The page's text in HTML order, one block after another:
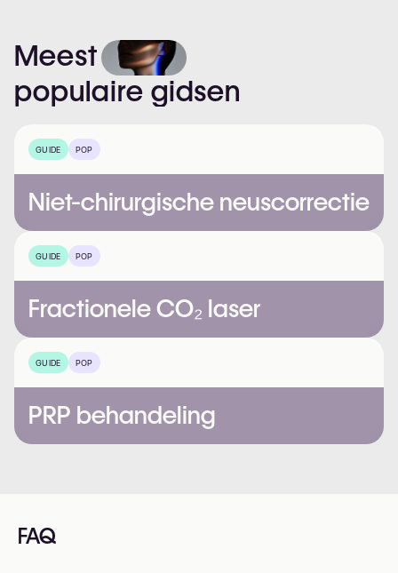
Meest
populaire gidsen
GUIDE POP
Niet-chirurgische neuscorrectie
GUIDE POP
Fractionele CO₂ laser
GUIDE POP
PRP behandeling
FAQ